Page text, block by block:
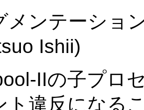
メンテーショ
Ishii)
IIの子プロ
ト違反になる